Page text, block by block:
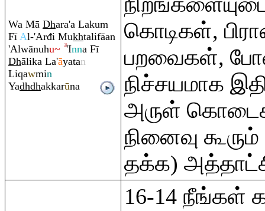
Wa Mā Dhara'a Lakum
FīAl-'Arđi Mukhtalifāan
'Alwānuhu~ 'Inna Fī
Dhālika La'āyatan
Liqawmin
Yadhdhakkarūna
கொடிகள்,
பறவைகள்,
நிச்சயமாக
அருள்
நினைவு
தக்க)
16-14 நீங்கள்